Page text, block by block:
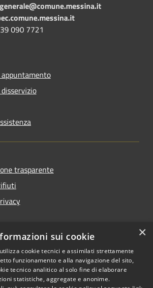
messina.it
090 7721
trasparente
di accessibilità
Copyright © 2026 • Città di
×
sui cookie
cookie tecnici e assimilati strettamente
funzionamento e alla navigazione del sito,
tecnico analitico al solo fine di elaborare
statistiche, aggregate e anonime.